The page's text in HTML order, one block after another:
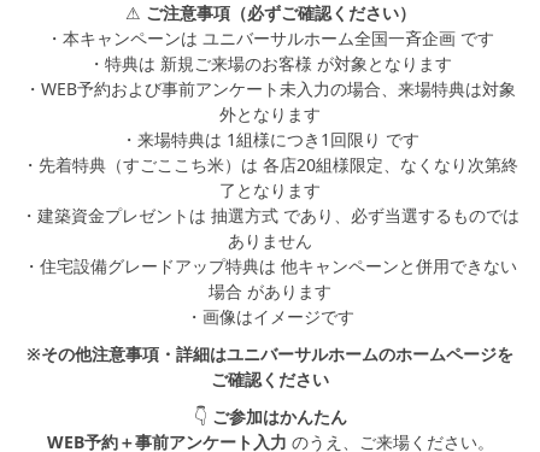
⚠ ご注意事項（必ずご確認ください）
・本キャンペーンは ユニバーサルホーム全国一斉企画 です
・特典は 新規ご来場のお客様 が対象となります
・WEB予約および事前アンケート未入力の場合、来場特典は対象
外となります
・来場特典は 1組様につき1回限り です
・先着特典（すごここち米）は 各店20組様限定、なくなり次第終
了となります
・建築資金プレゼントは 抽選方式 であり、必ず当選するものでは
ありません
・住宅設備グレードアップ特典は 他キャンペーンと併用できない
場合 があります
・画像はイメージです
※その他注意事項・詳細はユニバーサルホームのホームページを
ご確認ください
👇 ご参加はかんたん
WEB予約＋事前アンケート入力 のうえ、ご来場ください。